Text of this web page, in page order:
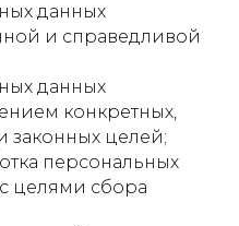
данных
и справедливой
данных
конкретных,
законных целей;
персональных
целями сбора